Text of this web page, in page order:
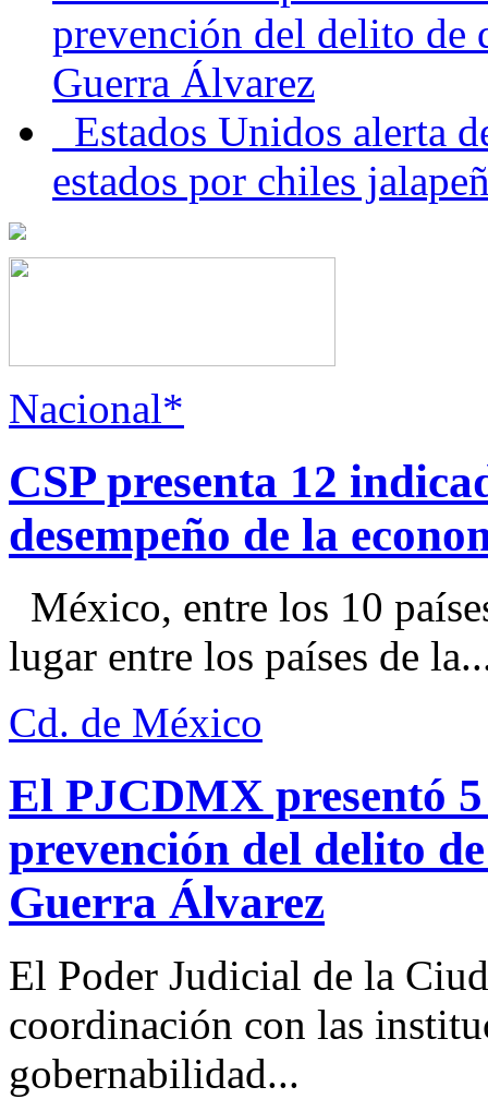
prevención del delito de
Guerra Álvarez
Estados Unidos alerta
estados por chiles
Nacional*
CSP presenta 12
desempeño de la
México, entre los 10
lugar entre los países de
Cd. de México
El PJCDMX presentó
prevención del delito
Guerra Álvarez
El Poder Judicial de la
coordinación con las
gobernabilidad...